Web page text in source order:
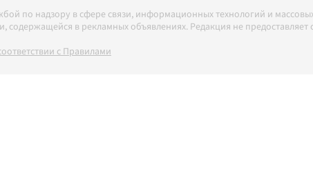
по надзору в сфере связи, информационных технологий и
содержащейся в рекламных объявлениях. Редакция не
с Правилами